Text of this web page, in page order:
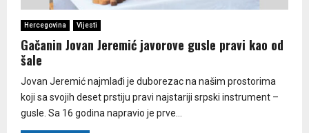
Hercegovina Vijesti
Gačanin Jovan Jeremić javorove gusle pravi kao od
šale
Jovan Jeremić najmlađi je duborezac na našim prostorima
koji sa svojih deset prstiju pravi najstariji srpski instrument –
gusle. Sa 16 godina napravio je prve...